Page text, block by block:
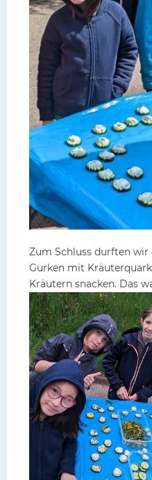
Zum Schluss durften
Gurken mit
Kräutern snacken. Das